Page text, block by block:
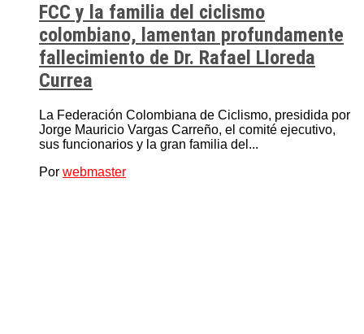
FCC y la familia del ciclismo
colombiano, lamentan profundamente
fallecimiento de Dr. Rafael Lloreda
Currea
La Federación Colombiana de Ciclismo, presidida por
Jorge Mauricio Vargas Carreño, el comité ejecutivo,
sus funcionarios y la gran familia del...
Por webmaster